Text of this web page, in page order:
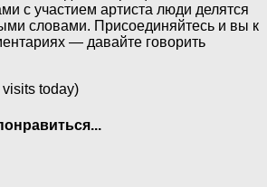
с участием артиста люди делятся
словами. Присоединяйтесь и вы к
— давайте говорить
today)